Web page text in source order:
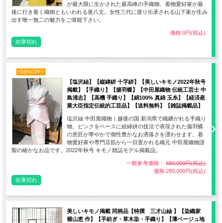
も大変お洒落です。帯や小物を変えてドレスアップした装いからカジ
ュアルテイストな着こなしまで帯や小物を使い分けて様々なシーンの
着物愛好家の憧れ、琉球花織のお着物を、
が最大限に生かされた最高峰の手織物、着物愛好家が最
後に行き着く織物ともいわれる黄八丈。女性三代に渡り伝承される山下家が生み
出す唯一無二の魅力をご堪能下さい。
価格:0円(税込)
在庫切れ
<58%OFF>
【塩沢紬】【縦緯絣 十字絣】【美しいキモノ2022年秋号
掲載】【手織り】【揚羽蝶】【中田屋織物 伝統工芸士 中
島清志】【高機 手織り】【絹100% 真綿 玉糸】【経済産
業大臣指定伝統的工芸品】【送料無料】【雑誌掲載品】
塩沢紬 中田屋織物｜越後の国 新潟県で織継がれる手織り
物。ピンクをベースに経緯絣の技法で表現された揚羽蝶
の意匠が華やかで個性豊かなお洒落さを漂わせます。着
物愛好家や専門店筋から一目置かれる織元 中田屋織物謹
製の確かなお品です。2022年秋号 キモノ雑誌モデル掲載品。
一般参考価格： 680,000円(税込)
価格:280,000円(税込)
在庫切れ
美しいキモノ掲載 同柄品【特撰 三才山紬 】【染織家
横山恵 作】【手紡ぎ・草木染・手織り】【薄ベージュ地